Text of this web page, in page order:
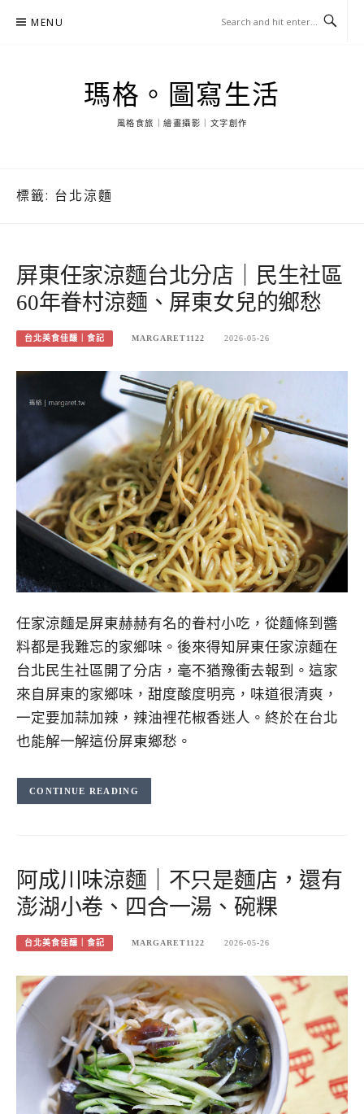
MENU
瑪格。圖寫生活
風格食旅｜繪畫攝影｜文字創作
標籤: 台北涼麵
屏東任家涼麵台北分店｜民生社區
60年眷村涼麵、屏東女兒的鄉愁
台北美食佳釀｜食記 MARGARET1122 2026-05-26
任家涼麵是屏東赫赫有名的眷村小吃，從麵條到醬
料都是我難忘的家鄉味。後來得知屏東任家涼麵在
台北民生社區開了分店，毫不猶豫衝去報到。這家
來自屏東的家鄉味，甜度酸度明亮，味道很清爽，
一定要加蒜加辣，辣油裡花椒香迷人。終於在台北
也能解一解這份屏東鄉愁。
CONTINUE READING
阿成川味涼麵｜不只是麵店，還有
澎湖小卷、四合一湯、碗粿
台北美食佳釀｜食記 MARGARET1122 2026-05-26